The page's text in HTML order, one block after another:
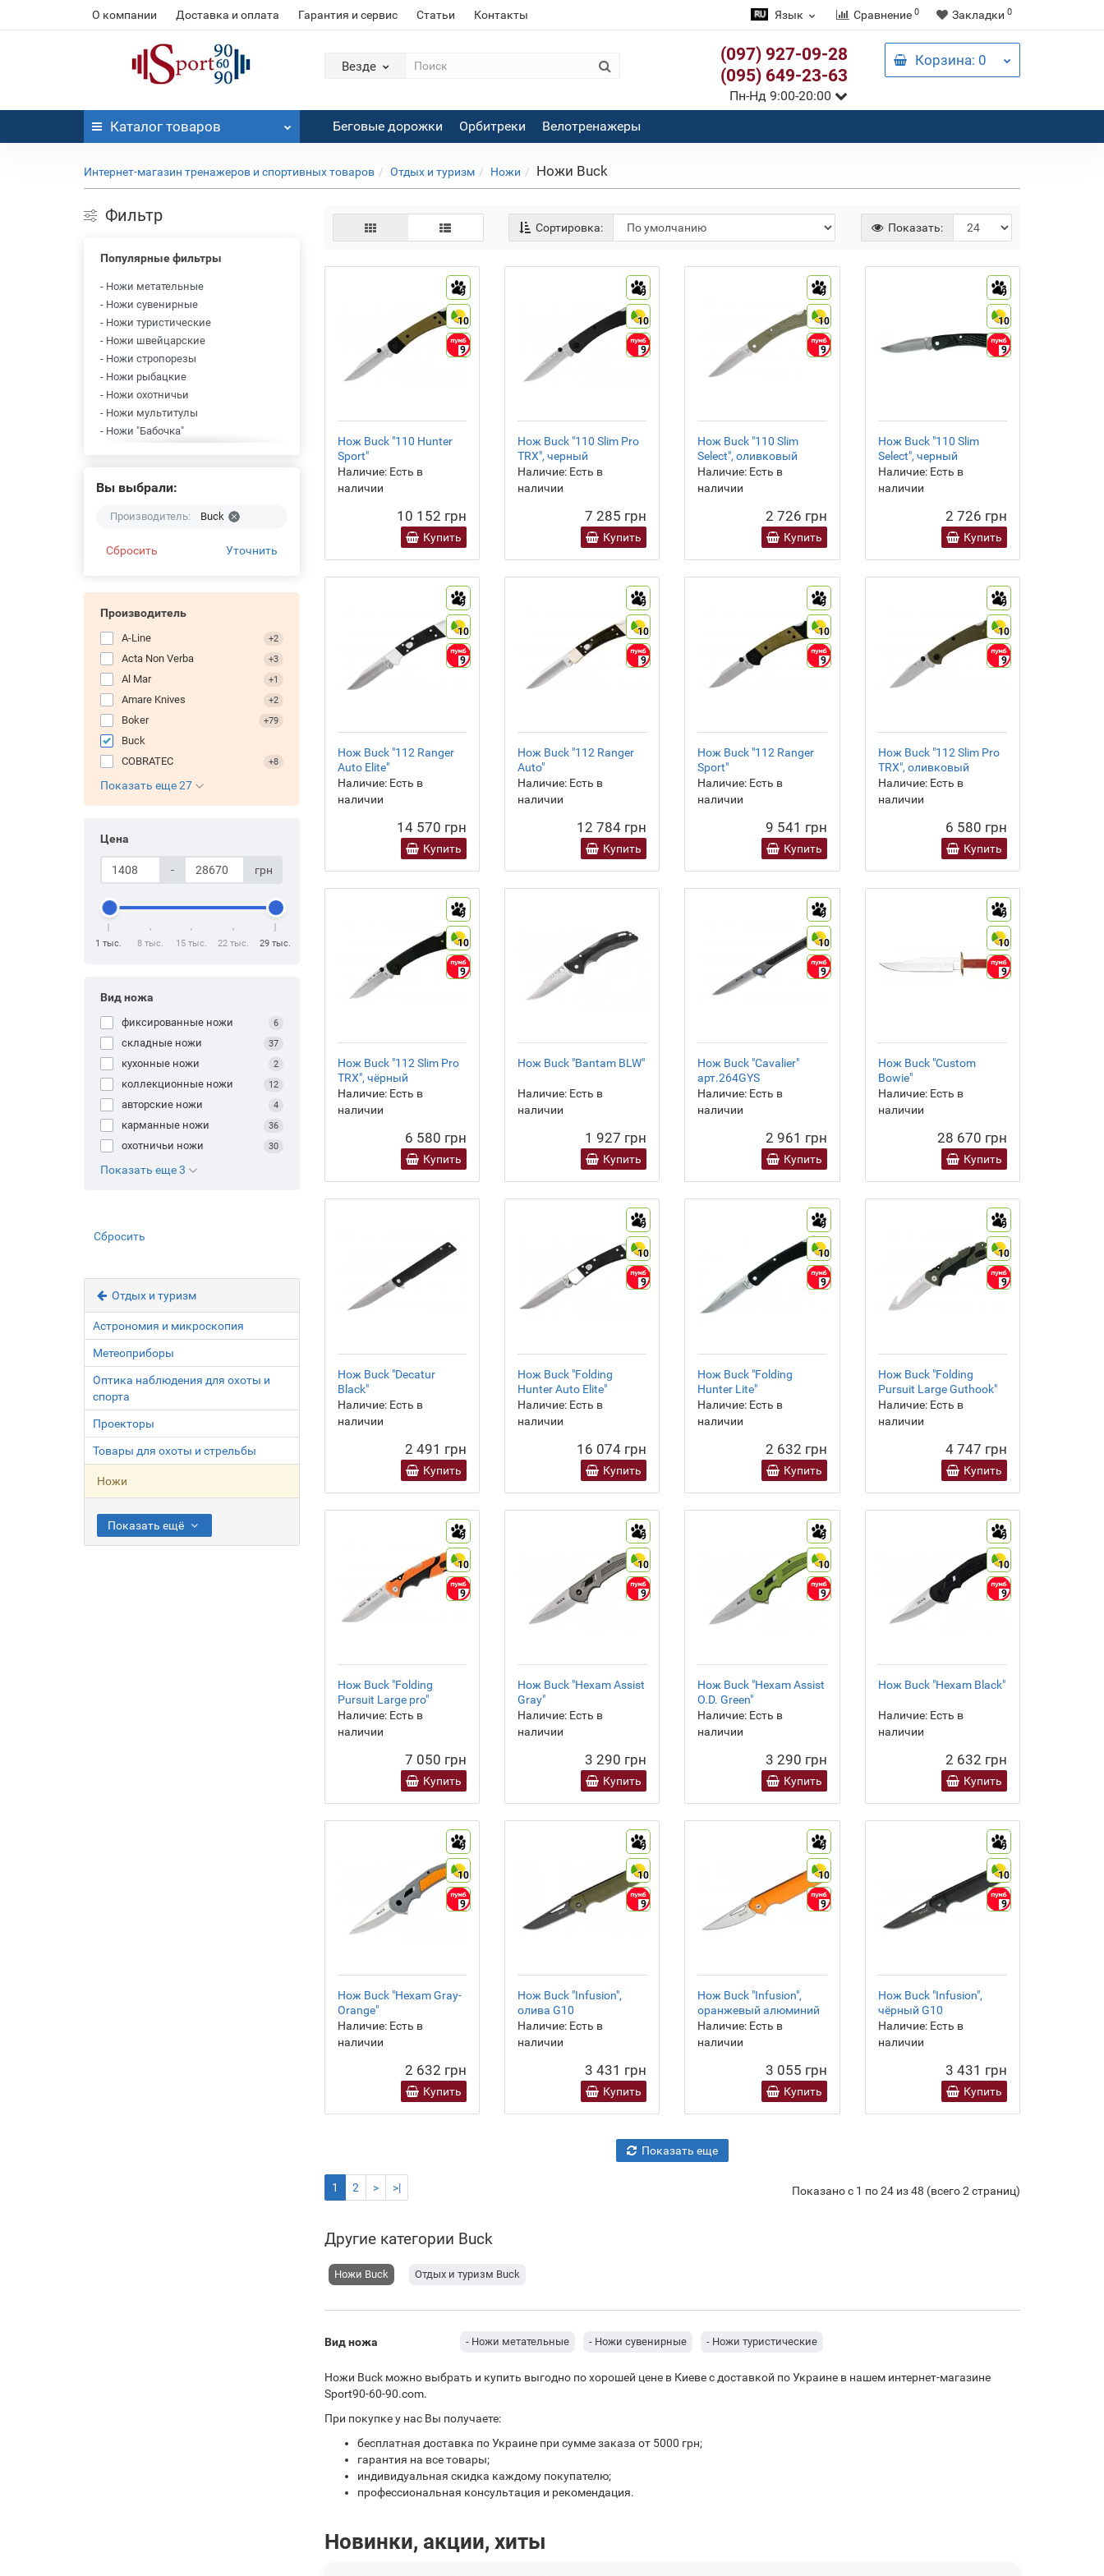
О компании Доставка и оплата Гарантия и сервис Статьи Контакты Язык Сравнение 0 Закладки 0
Везде
(097) 927-09-28
(095) 649-23-63
Пн-Нд 9:00-20:00
Корзина: 0
Каталог товаров Беговые дорожки Орбитреки Велотренажеры
Интернет-магазин тренажеров и спортивных товаров Отдых и туризм Ножи Ножи Buck
Фильтр
Популярные фильтры
- Ножи метательные
- Ножи сувенирные
- Ножи туристические
- Ножи швейцарские
- Ножи стропорезы
- Ножи рыбацкие
- Ножи охотничьи
- Ножи мультитулы
- Ножи "Бабочка"
- Ножи с ножницами
- Ножи многофункциональные
- Ножи кухонные
- Ножи фиксированные
Вы выбрали:
Производитель: Buck
Сбросить Уточнить
Производитель
A-Line +2
Acta Non Verba +3
Al Mar +1
Amare Knives +2
Boker +79
Buck
COBRATEC
+8
Показать еще 27
Цена
- грн
1 тыс. 8 тыс. 15 тыс. 22 тыс. 29 тыс.
Вид ножа
фиксированные ножи 6
складные ножи 37
кухонные ножи 2
коллекционные ножи 12
авторские ножи 4
карманные ножи 36
охотничьи ножи 30
Показать еще 3
Сбросить
Отдых и туризм
Астрономия и микроскопия
Метеоприборы
Оптика наблюдения для охоты и
спорта
Проекторы
Товары для охоты и стрельбы
Ножи
Показать ещё
Сортировка: Показать:
9
10
9
Нож Buck "110 Hunter
Sport"
Наличие:Есть в
наличии
10 152 грн
Купить
9
10
9
Нож Buck "110 Slim Pro
TRX", черный
Наличие:Есть в
наличии
7 285 грн
Купить
9
10
9
Нож Buck "110 Slim
Select", оливковый
Наличие: Есть в
наличии
2 726 грн
Купить
9
10
9
Нож Buck "110 Slim
Select", черный
Наличие:Есть в
наличии
2 726 грн
Купить
9
10
9
Нож Buck "112 Ranger
Auto Elite"
Наличие:Есть в
наличии
14 570 грн
Купить
9
10
9
Нож Buck "112 Ranger
Auto"
Наличие:Есть в
наличии
12 784 грн
Купить
9
10
9
Нож Buck "112 Ranger
Sport"
Наличие: Есть в
наличии
9 541 грн
Купить
9
10
9
Нож Buck "112 Slim Pro
TRX", оливковый
Наличие:Есть в
наличии
6 580 грн
Купить
9
10
9
Нож Buck "112 Slim Pro
TRX", чёрный
Наличие:Есть в
наличии
6 580 грн
Купить
Нож Buck "Bantam BLW"
Наличие:Есть в
наличии
1 927 грн
Купить
9
10
9
Нож Buck "Cavalier"
арт.264GYS
Наличие: Есть в
наличии
2 961 грн
Купить
9
10
9
Нож Buck "Custom
Bowie"
Наличие:Есть в
наличии
28 670 грн
Купить
Нож Buck "Decatur
Black"
Наличие:Есть в
наличии
2 491 грн
Купить
9
10
9
Нож Buck "Folding
Hunter Auto Elite"
Наличие:Есть в
наличии
16 074 грн
Купить
9
10
9
Нож Buck "Folding
Hunter Lite"
Наличие: Есть в
наличии
2 632 грн
Купить
9
10
9
Нож Buck "Folding
Pursuit Large Guthook"
Наличие:Есть в
наличии
4 747 грн
Купить
9
10
9
Нож Buck "Folding
Pursuit Large pro"
Наличие:Есть в
наличии
7 050 грн
Купить
9
10
9
Нож Buck "Hexam Assist
Gray"
Наличие:Есть в
наличии
3 290 грн
Купить
9
10
9
Нож Buck "Hexam Assist
O.D. Green"
Наличие: Есть в
наличии
3 290 грн
Купить
9
10
9
Нож Buck "Hexam Black"
Наличие:Есть в
наличии
2 632 грн
Купить
9
10
9
Нож Buck "Hexam Gray-
Orange"
Наличие:Есть в
наличии
2 632 грн
Купить
9
10
9
Нож Buck "Infusion",
олива G10
Наличие:Есть в
наличии
3 431 грн
Купить
9
10
9
Нож Buck "Infusion",
оранжевый алюминий
Наличие: Есть в
наличии
3 055 грн
Купить
9
10
9
Нож Buck "Infusion",
чёрный G10
Наличие:Есть в
наличии
3 431 грн
Купить
Показать еще
1 2 > >| Показано с 1 по 24 из 48 (всего 2 страниц)
Другие категории Buck
Ножи Buck Отдых и туризм Buck
Вид ножа - Ножи метательные - Ножи сувенирные - Ножи туристические
Ножи Buck можно выбрать и купить выгодно по хорошей цене в Киеве с доставкой по Украине в нашем интернет-магазине
Sport90-60-90.com.
При покупке у нас Вы получаете:
бесплатная доставка по Украине при сумме заказа от 5000 грн;
гарантия на все товары;
индивидуальная скидка каждому покупателю;
профессиональная консультация и рекомендация.
Новинки, акции, хиты